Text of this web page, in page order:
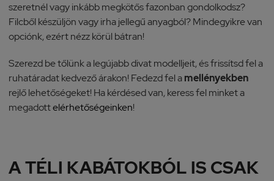
szeretnél vagy inkább megkötős fazonban gondolkodsz?
Filcből készüljön vagy irha jellegű anyagból? Mindegyikre van
opciónk, ezért nézz körül bátran!
Szerezd be tőlünk a legújabb divat modelljeit, és frissítsd fel a
ruhatáradat kedvező árakon! Fedezd fel amellényekben
rejlő lehetőségeket! Ha kérdésed van, keress fel minket a
megadottelérhetőségeinken!
A TÉLI KABÁTOKBÓL IS CSAK